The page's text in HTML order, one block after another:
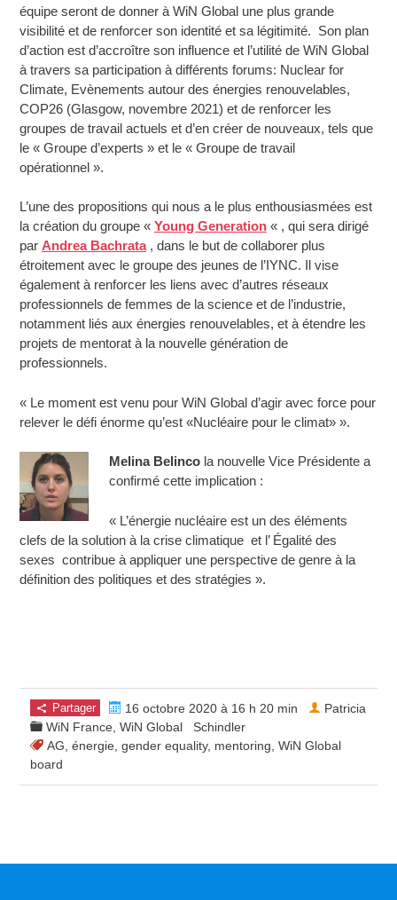
équipe seront de donner à WiN Global une plus grande
visibilité et de renforcer son identité et sa légitimité. Son plan
d’action est d’accroître son influence et l’utilité de WiN Global
à travers sa participation à différents forums: Nuclear for
Climate, Evènements autour des énergies renouvelables,
COP26 (Glasgow, novembre 2021) et de renforcer les
groupes de travail actuels et d’en créer de nouveaux, tels que
le « Groupe d’experts » et le « Groupe de travail
opérationnel ».
L’une des propositions qui nous a le plus enthousiasmées est
la création du groupe «Young Generation « , qui sera dirigé
par Andrea Bachrata, dans le but de collaborer plus
étroitement avec le groupe des jeunes de l’IYNC. Il vise
également à renforcer les liens avec d’autres réseaux
professionnels de femmes de la science et de l’industrie,
notamment liés aux énergies renouvelables, et à étendre les
projets de mentorat à la nouvelle génération de
professionnels.
« Le moment est venu pour WiN Global d’agir avec force pour
relever le défi énorme qu’est «Nucléaire pour le climat» ».
Melina Belincola nouvelle Vice Présidente a
confirmé cette implication :
« L’énergie nucléaire est un des éléments
clefs de la solution à la crise climatique et l’ Égalité des
sexes contribue à appliquer une perspective de genre à la
définition des politiques et des stratégies ».
Partager
16 octobre 2020 à 16 h 20 min
WiN France ,WiN Global
AG ,énergie ,gender equality, mentoring ,WiN Global
board
Patricia
Schindler